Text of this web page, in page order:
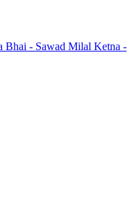
- Sawad Milal Ketna -